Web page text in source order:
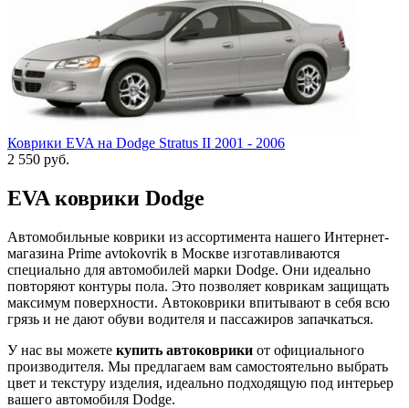
Коврики EVA на Dodge Stratus II 2001 - 2006
2 550 руб.
EVA коврики Dodge
Автомобильные коврики из ассортимента нашего Интернет-
магазина Prime avtokovrik в Москве изготавливаются
специально для автомобилей марки Dodge. Они идеально
повторяют контуры пола. Это позволяет коврикам защищать
максимум поверхности. Автоковрики впитывают в себя всю
грязь и не дают обуви водителя и пассажиров запачкаться.
У нас вы можете купить автоковрики от официального
производителя. Мы предлагаем вам самостоятельно выбрать
цвет и текстуру изделия, идеально подходящую под интерьер
вашего автомобиля Dodge.